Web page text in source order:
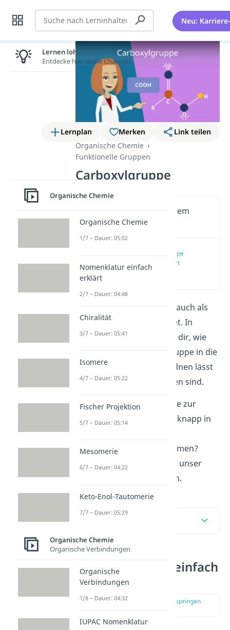
Suche Neu:
Lernplan Merken
Link teilen
Organische Chemie
Funktionelle Gruppen
Carboxylgruppe
Wichtige Inhalte in diesem
Video
Carboxylgruppe
einfach erklärt
wird auch als
Carboxygruppe bezeichnet. In
diesem Beitrag zeigen wir dir, wie
sich diese funktionelle Gruppe in die
organische Chemie einordnen lässt
und was ihre Eigenschaften sind.
Du möchtest alles Wichtige zur
Carboxylgruppe kurz und knapp in
zusammengefasst bekommen?
Dann schau dir unbedingt unser
dazu an.
Carboxylgruppe einfach
erklärt
zur Stelle im Video springen
Lernen lohnt sich!
Entdecke hier deine Chancen.
Organische Chemie
Organische Chemie
1/7 – Dauer: 05:02
Nomenklatur einfach
erklärt
2/7 – Dauer: 04:48
Chiralität
3/7 – Dauer: 05:41
Isomere
4/7 – Dauer: 05:22
Fischer Projektion
5/7 – Dauer: 05:14
Mesomerie
6/7 – Dauer: 04:22
Keto-Enol-Tautomerie
7/7 – Dauer: 05:29
Organische Chemie
Organische Verbindungen
Organische
Verbindungen
1/8 – Dauer: 04:32
IUPAC Nomenklatur